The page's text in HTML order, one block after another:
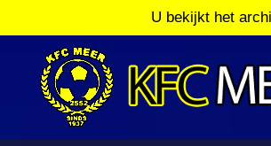
U bekijkt het